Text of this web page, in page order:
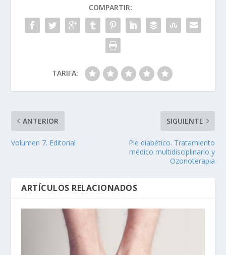
COMPARTIR:
TARIFA:
ANTERIOR
Volumen 7. Editorial
SIGUIENTE
Pie diabético. Tratamiento
médico multidisciplinario y
Ozonoterapia
ARTÍCULOS RELACIONADOS